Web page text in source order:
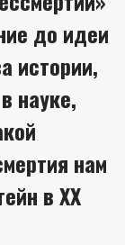
до идеи
истории,
науке,
нам
в XX